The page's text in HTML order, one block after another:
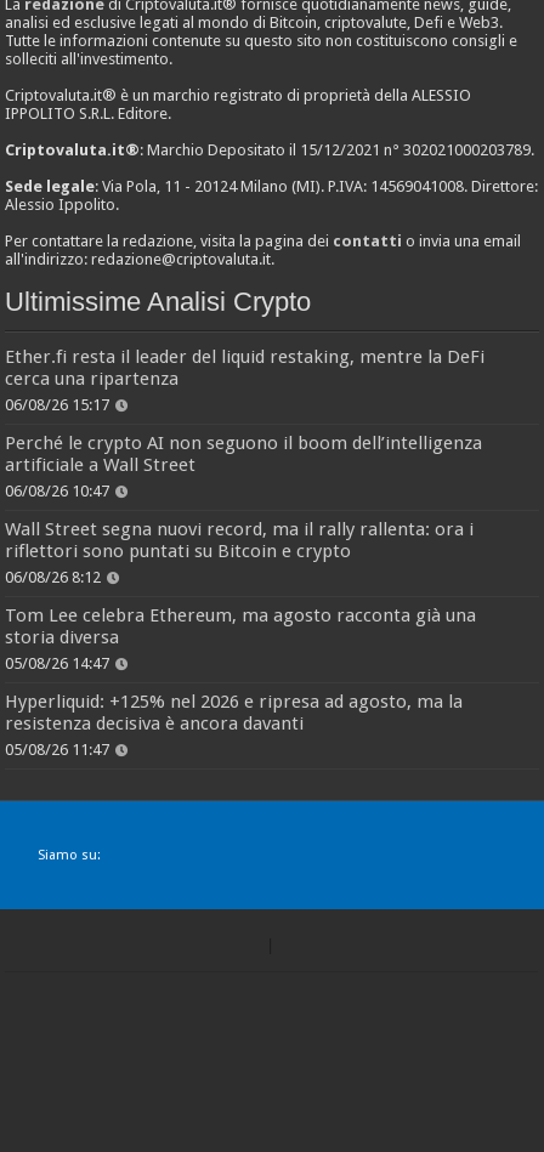
La redazione di Criptovaluta.it® fornisce quotidianamente news, guide,
analisi ed esclusive legati al mondo di Bitcoin, criptovalute, Defi e Web3.
Tutte le informazioni contenute su questo sito non costituiscono consigli e
solleciti all'investimento.
Criptovaluta.it® è un marchio registrato di proprietà della ALESSIO
IPPOLITO S.R.L. Editore.
Criptovaluta.it®: Marchio Depositato il 15/12/2021 n° 302021000203789.
Sede legale: Via Pola, 11 - 20124 Milano (MI). P.IVA: 14569041008. Direttore:
Alessio Ippolito.
Per contattare la redazione, visita la pagina dei contatti o invia una email
all'indirizzo:redazione@criptovaluta.it.
Ultimissime Analisi Crypto
Ether.fi resta il leader del liquid restaking, mentre la DeFi
cerca una ripartenza
06/08/26 15:17
Perché le crypto AI non seguono il boom dell’intelligenza
artificiale a Wall Street
06/08/26 10:47
Wall Street segna nuovi record, ma il rally rallenta: ora i
riflettori sono puntati su Bitcoin e crypto
06/08/26 8:12
Tom Lee celebra Ethereum, ma agosto racconta già una
storia diversa
05/08/26 14:47
Hyperliquid: +125% nel 2026 e ripresa ad agosto, ma la
resistenza decisiva è ancora davanti
05/08/26 11:47
Siamo su: